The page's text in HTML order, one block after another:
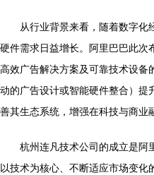
从行业背景来看，随着数字化
硬件需求日益增长。阿里巴巴此次
高效广告解决方案及可靠技术设备
动的广告设计或智能硬件整合）提
善其生态系统，增强在科技与商业
杭州连凡技术公司的成立是阿
以技术为核心、不断适应市场变